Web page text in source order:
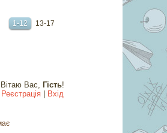
1-12 13-17
Вітаю Вас, Гість!
Реєстрація
Вхід